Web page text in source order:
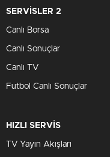
SERVİSLER 2
Canlı Borsa
Canlı Sonuçlar
Canlı TV
Futbol Canlı Sonuçlar
HIZLI SERVİS
TV Yayın Akışları